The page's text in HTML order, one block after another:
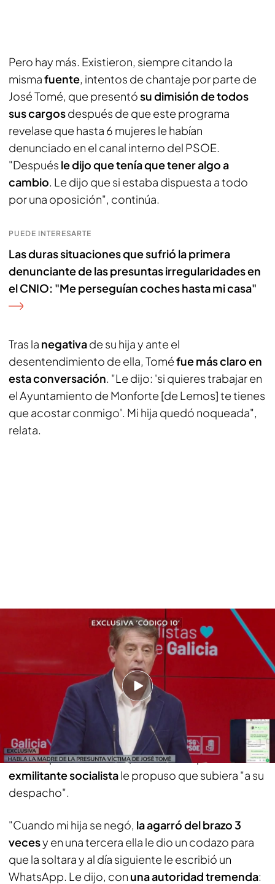
Pero hay más. Existieron, siempre citando la
mismafuente, intentos de chantaje por parte de
José Tomé, que presentósu dimisión de todos
sus cargosdespués de que este programa
revelase que hasta 6 mujeres le habían
denunciado en el canal interno del PSOE.
"Después le dijo que tenía que tener algo a
cambio. Le dijo que si estaba dispuesta a todo
por una oposición", continúa.
PUEDE INTERESARTE
Las duras situaciones que sufrió la primera
denunciante de las presuntas irregularidades en
el CNIO: "Me perseguían coches hasta mi casa"
Tras la negativade su hija y ante el
desentendimiento de ella, Toméfue más claro en
esta conversación. "Le dijo: 'si quieres trabajar en
el Ayuntamiento de Monforte [de Lemos] te tienes
que acostar conmigo'. Mi hija quedó noqueada",
relata.
Exclusiva | La madre de una de las presuntas víctimas de José Tomé avisó a
Besteiro del caso: "Me dijo que no podía hacer nada"
El mensaje de Tomé a la presunta víctima
tras su negativa a la propuesta sexual
Luego, existió un momentolleno de incomodidad
tal y como explica la madre de la mujer. "Él le
la mano para chocársela, para decirle que
hacían un trato y que no se preocupara, que la
llamaría para ir a comer", cuenta. Así que el
exmilitante socialistale propuso que subiera "a su
despacho".
"Cuando mi hija se negó, la agarró del brazo 3
vecesy en una tercera ella le dio un codazo para
que la soltara y al día siguiente le escribió un
WhatsApp. Le dijo, con una autoridad tremenda: